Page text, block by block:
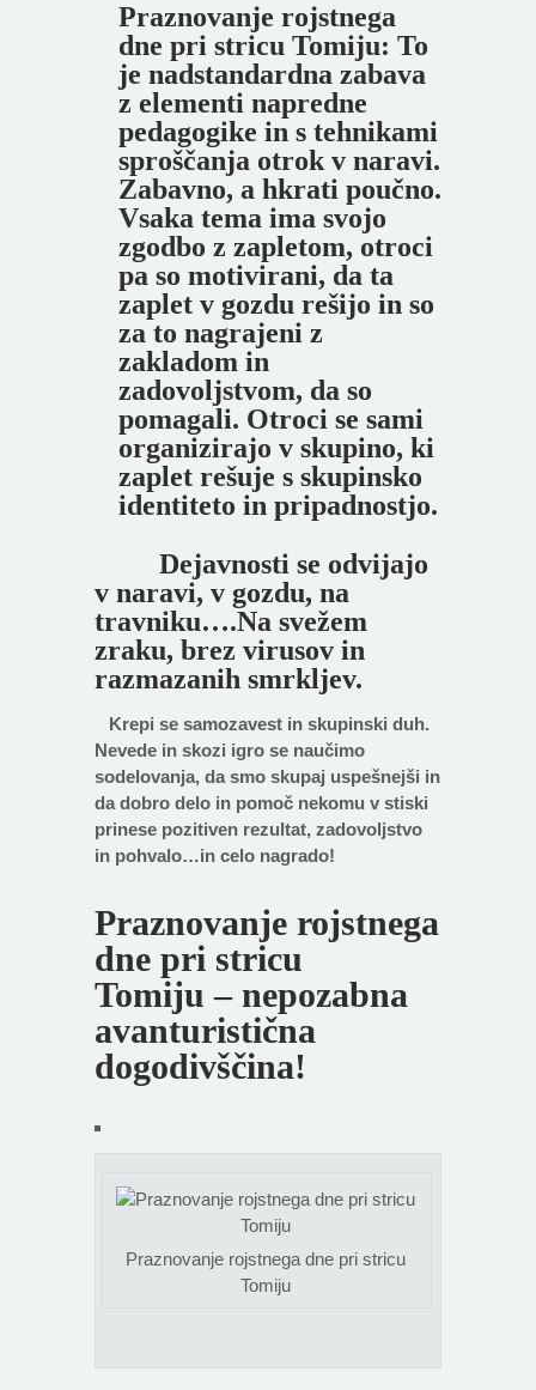
Praznovanje rojstnega
dne pri stricu Tomiju: To
je nadstandardna zabava
z elementi napredne
pedagogike in s tehnikami
sproščanja otrok v naravi.
Zabavno, a hkrati poučno.
Vsaka tema ima svojo
zgodbo z zapletom, otroci
pa so motivirani, da ta
zaplet v gozdu rešijo in so
za to nagrajeni z
zakladom in
zadovoljstvom, da so
pomagali. Otroci se sami
organizirajo v skupino, ki
zaplet rešuje s skupinsko
identiteto in pripadnostjo.
Dejavnosti se odvijajo
v naravi, v gozdu, na
travniku….Na svežem
zraku, brez virusov in
razmazanih smrkljev.
Krepi se samozavest in skupinski duh.
Nevede in skozi igro se naučimo
sodelovanja, da smo skupaj uspešnejši in
da dobro delo in pomoč nekomu v stiski
prinese pozitiven rezultat, zadovoljstvo
in pohvalo…in celo nagrado!
Praznovanje rojstnega
dne pri stricu
Tomiju – nepozabna
avanturistična
dogodivščina!
Praznovanje rojstnega dne pri stricu
Tomiju